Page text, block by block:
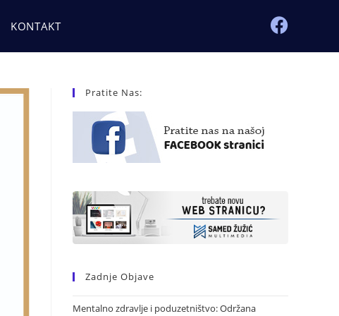
KONTAKT
Pratite Nas:
Zadnje Objave
Mentalno zdravlje i poduzetništvo: Održana